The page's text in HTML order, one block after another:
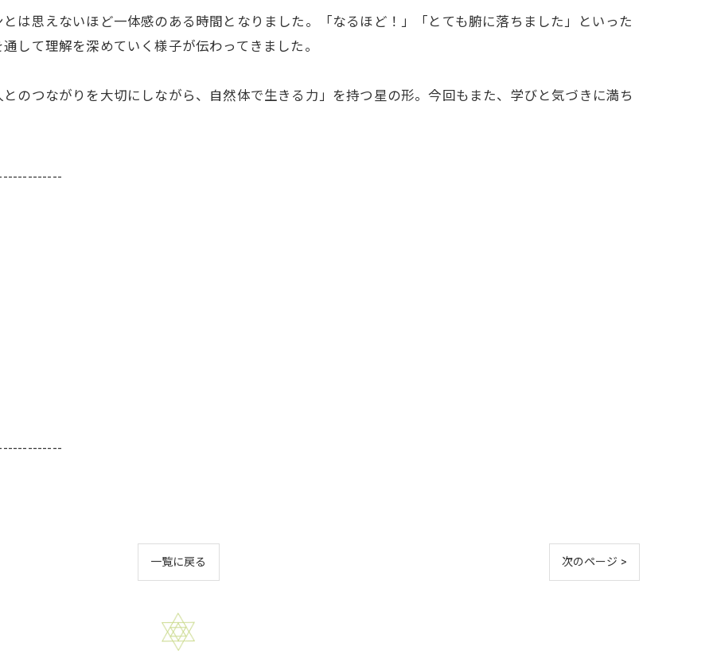
は思えないほど一体感のある時間となりました。「なるほど！」「とても腑に落ちました」といった
して理解を深めていく様子が伝わってきました。
のつながりを大切にしながら、自然体で生きる力」を持つ星の形。今回もまた、学びと気づきに満ち
一覧に戻る 次のページ >